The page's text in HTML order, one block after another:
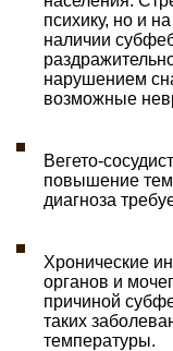
психику, но и
наличии
нарушением
возможные
Вегето-
повышение
диагноза
Хронические
органов и
причиной
таких
температуры.